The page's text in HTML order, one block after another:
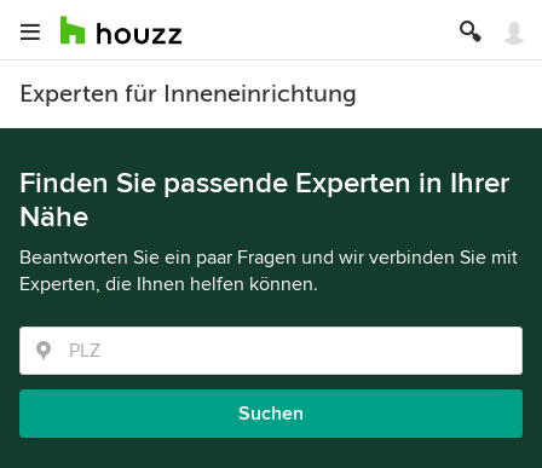
Experten für Inneneinrichtung
Finden Sie passende Experten in Ihrer
Nähe
Beantworten Sie ein paar Fragen und wir verbinden Sie mit
Experten, die Ihnen helfen können.
Suchen